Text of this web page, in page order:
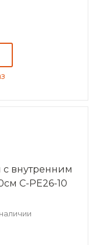
внутренним
C-PE26-10